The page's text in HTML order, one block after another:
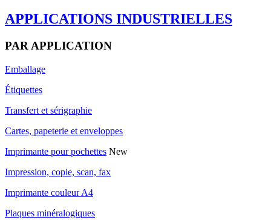
APPLICATIONS INDUSTRIELLES
PAR APPLICATION
Emballage
Étiquettes
Transfert et sérigraphie
Cartes, papeterie et enveloppes
Imprimante pour pochettes New
Impression, copie, scan, fax
Imprimante couleur A4
Plaques minéralogiques